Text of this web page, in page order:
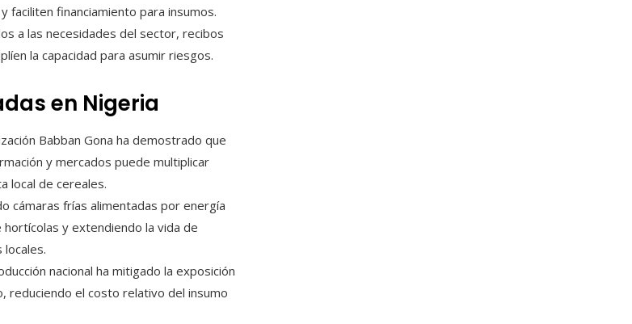
financiamiento para insumos.
a las necesidades del sector, recibos
la capacidad para asumir riesgos.
en Nigeria
Babban Gona ha demostrado que
y mercados puede multiplicar
local de cereales.
cámaras frías alimentadas por energía
y extendiendo la vida de
nacional ha mitigado la exposición
reduciendo el costo relativo del insumo